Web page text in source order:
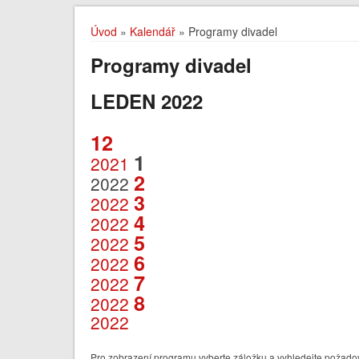
Úvod » Kalendář » Programy divadel
Programy divadel
LEDEN 2022
12
2021 1
2022 2
2022 3
2022 4
2022 5
2022 6
2022 7
2022 8
2022